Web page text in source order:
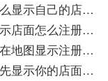
显示自己的店注
店面怎么注册入
地图显示注册入
显示你的店面注